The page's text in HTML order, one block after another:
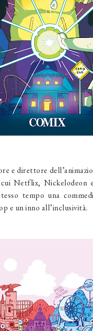
e direttore
Netflix, Nickelodeon
tempo una
e un inno all’inclusività.